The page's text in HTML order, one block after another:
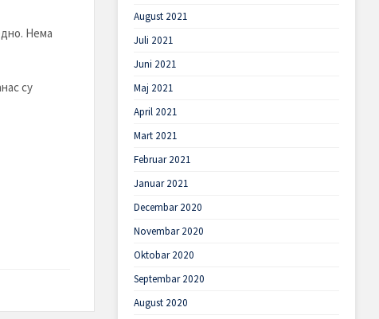
Нема
су
August 2021
Juli 2021
Juni 2021
Maj 2021
April 2021
Mart 2021
Februar 2021
Januar 2021
Decembar 2020
Novembar 2020
Oktobar 2020
Septembar 2020
August 2020